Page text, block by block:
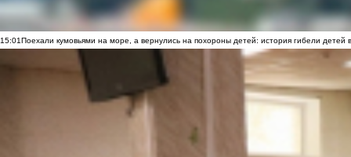
15:01Поехали кумовьями на море, а вернулись на похороны детей: история гибели детей